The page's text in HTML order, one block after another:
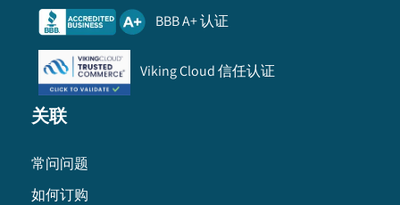
BBB A+ 认证
Viking Cloud 信任认证
关联
常问问题
如何订购